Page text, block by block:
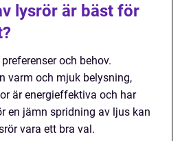
lysrör är bäst för
och behov.
varm och mjuk belysning,
är energieffektiva och har
en jämn spridning av ljus kan
vara ett bra val.